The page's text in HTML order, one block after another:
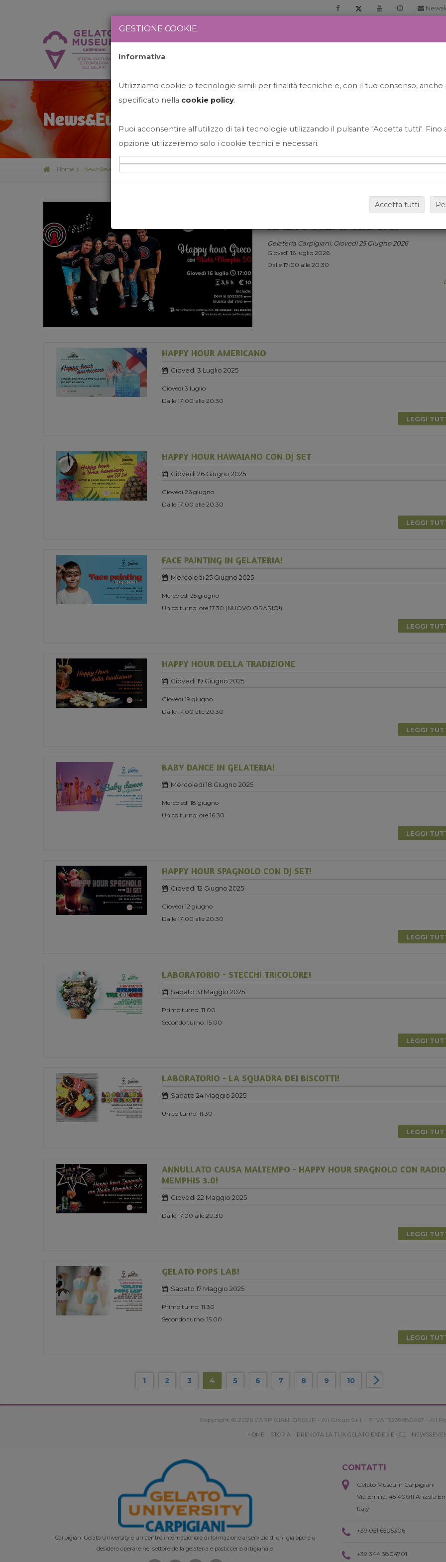
News&Events
Home News&events
HAPPY HOUR GRECO CON
RADIO MEMPHIS 3.0.
Gelateria Carpigiani, Giovedi 25 Giugno 2026
Giovedì 16 luglio 2026
Dalle 17:00 alle 20:30
HAPPY HOUR AMERICANO
Giovedi 3 Luglio 2025
Giovedì 3 luglio
Dalle 17:00 alle 20:30
LEGGI
HAPPY HOUR HAWAIANO CON DJ SET
Giovedi 26 Giugno 2025
Giovedì 26 giugno
Dalle 17:00 alle 20:30
LEGGI
FACE PAINTING IN GELATERIA!
Mercoledi 25 Giugno 2025
Mercoledì 25 giugno
Unico turno: ore 17.30 (NUOVO ORARIO!)
LEGGI
HAPPY HOUR DELLA TRADIZIONE
Giovedi 19 Giugno 2025
Giovedì 19 giugno
Dalle 17:00 alle 20:30
LEGGI
BABY DANCE IN GELATERIA!
Mercoledi 18 Giugno 2025
Mercoledì 18 giugno
Unico turno: ore 16.30
LEGGI
HAPPY HOUR SPAGNOLO CON DJ SET!
Giovedi 12 Giugno 2025
Giovedì 12 giugno
Dalle 17:00 alle 20:30
LEGGI
LABORATORIO - STECCHI TRICOLORE!
Sabato 31 Maggio 2025
Primo turno: 11.00
Secondo turno: 15.00
LEGGI
LABORATORIO - LA SQUADRA DEI BISCOTTI!
Sabato 24 Maggio 2025
Unico turno: 11.30
LEGGI
ANNULLATO CAUSA MALTEMPO - HAPPY HOUR SPAGNOLO CON RADIO
MEMPHIS 3.0!
Giovedi 22 Maggio 2025
Dalle 17.00 alle 20.30
LEGGI
GELATO POPS LAB!
Sabato 17 Maggio 2025
Primo turno: 11.30
Secondo turno: 15.00
LEGGI
1 2 3 4 5 6 7 8 9 10
Copyright © 2026 CARPIGIANI GROUP - Ali Group S.r.l. - P.IVA 13239980967 - All
HOME STORIA PRENOTA LA TUA GELATO EXPERIENCE
Carpigiani Gelato University è un centro internazionale di formazione al servizio di chi già opera o
desidera operare nel settore della gelateria e pasticceria artigianale.
CONTATTI
Gelato Museum Carpigiani
Via Emilia, 45 40011 Anzola
Italy
+39 051 6505306
+39 344 3804701
GESTIONE COOKIE
Informativa
Utilizziamo cookie o tecnologie simili per finalità tecniche e, con il tuo consenso,
specificato nella cookie policy.
Puoi acconsentire all'utilizzo di tali tecnologie utilizzando il pulsante "Accetta tutti". Fino
opzione utilizzeremo solo i cookie tecnici e necessari.
Accetta tutti